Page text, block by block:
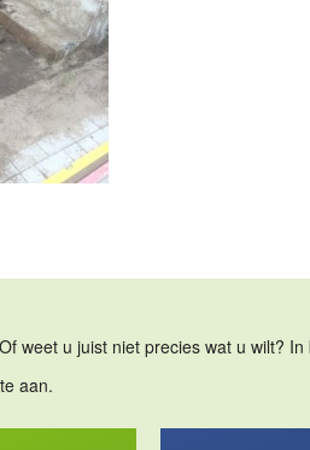
weet u juist niet precies wat u wilt?
aan.